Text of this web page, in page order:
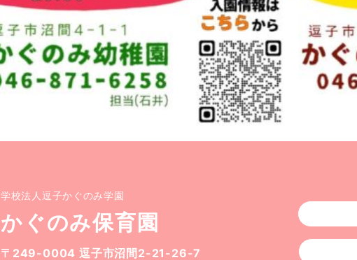
学校法人逗子かぐのみ学園
かぐのみ保育園
〒249-0004 逗子市沼間 2-21-26-7